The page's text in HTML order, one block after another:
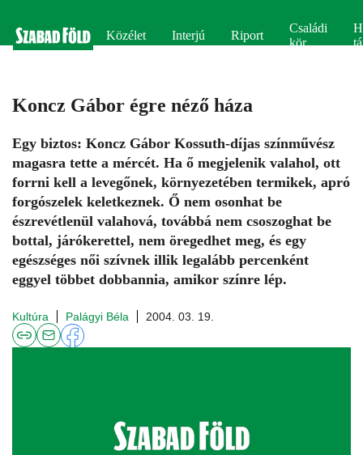
Közélet Interjú Riport
Családi
kör
Koncz Gábor égre néző háza
Egy biztos: Koncz Gábor Kossuth-díjas színművész
magasra tette a mércét. Ha ő megjelenik valahol, ott
forrni kell a levegőnek, környezetében termikek, apró
forgószelek keletkeznek. Ő nem osonhat be
észrevétlenül valahová, továbbá nem csoszoghat be
bottal, járókerettel, nem öregedhet meg, és egy
egészséges női szívnek illik legalább percenként
eggyel többet dobbannia, amikor színre lép.
Kultúra Palágyi Béla 2004. 03. 19.